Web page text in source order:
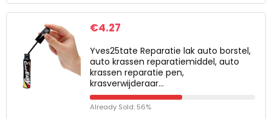
€4.27
Yves25tate Reparatie lak auto borstel,
auto krassen reparatiemiddel, auto
krassen reparatie pen,
krasverwijderaar…
Already Sold: 56%